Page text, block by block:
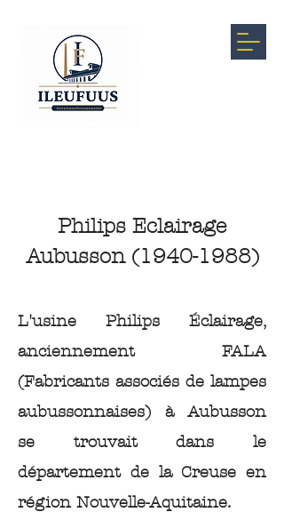
Philips Eclairage
Aubusson (1940-1988)
L'usine Philips Éclairage,
anciennement FALA
(Fabricants associés de lampes
aubussonnaises) à Aubusson
se trouvait dans le
département de la Creuse en
région Nouvelle-Aquitaine.